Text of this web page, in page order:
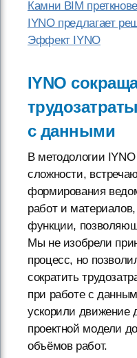
Камни BIM
IYNO предлагает
Эффект IYNO
IYNO
с данными
В методологии
сложности,
формирования
работ и
функции,
Мы не изобрели
процесс, но
сократить
при работе с
ускорили движение
проектной модели
объёмов работ.